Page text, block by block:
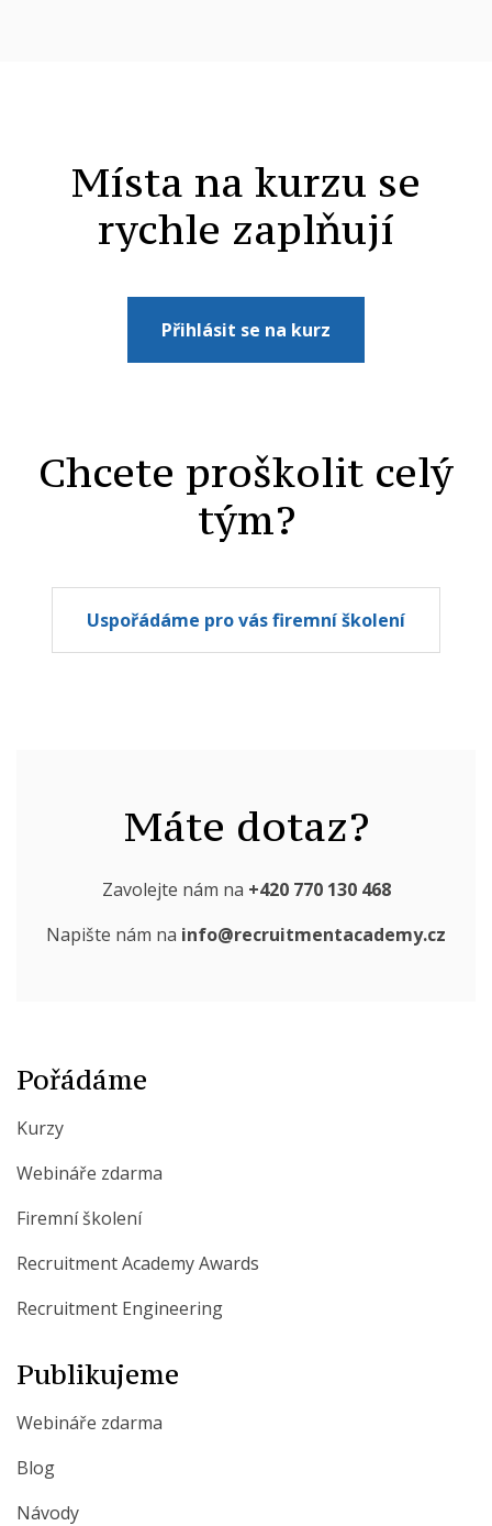
Místa na kurzu se
rychle zaplňují
Přihlásit se na kurz
Chcete proškolit celý
tým?
Uspořádáme pro vás firemní školení
Máte dotaz?
Zavolejte nám na +420 770 130 468
Napište nám na info@recruitmentacademy.cz
Pořádáme
Kurzy
Webináře zdarma
Firemní školení
Recruitment Academy Awards
Recruitment Engineering
Publikujeme
Webináře zdarma
Blog
Návody